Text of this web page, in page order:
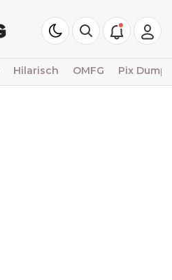
Hilarisch OMFG Pix Dump